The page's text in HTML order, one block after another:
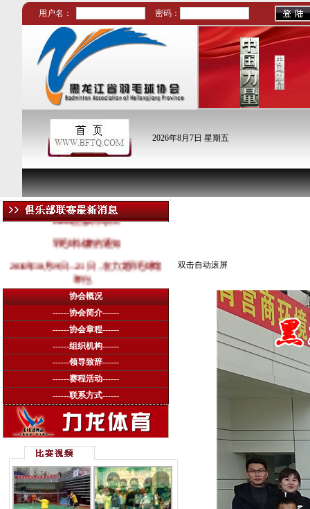
用户名： 密码：
2026年8月7日 星期五
2016哈尔滨市职工
羽毛球比赛的通知
举行。
协会概况
------协会简介------
------协会章程------
------组织机构------
------领导致辞------
------赛程活动------
------联系方式------
双击自动滚屏